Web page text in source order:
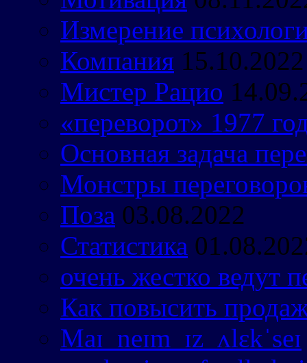
Измерение
Компания 15.10.2022
Мистер Рацио
«переворот» 1977
Основная задача
Монстры
Поза 03.08.2022
Статистика
очень жестко ведут
Как повысить
Maɪ neɪm ɪz ʌlɛkˈseɪ